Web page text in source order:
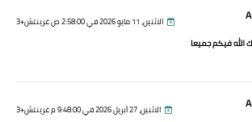
الاثنين، 11 مايو 2026 في 2:58:00 ص غرينتش+3
الله فيكم جميعا
الاثنين، 27 أبريل 2026 في 9:48:00 م غرينتش+3